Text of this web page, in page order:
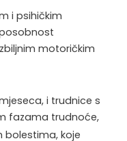
i psihičkim
motoričkim
i trudnice s
fazama trudnoće,
bolestima, koje